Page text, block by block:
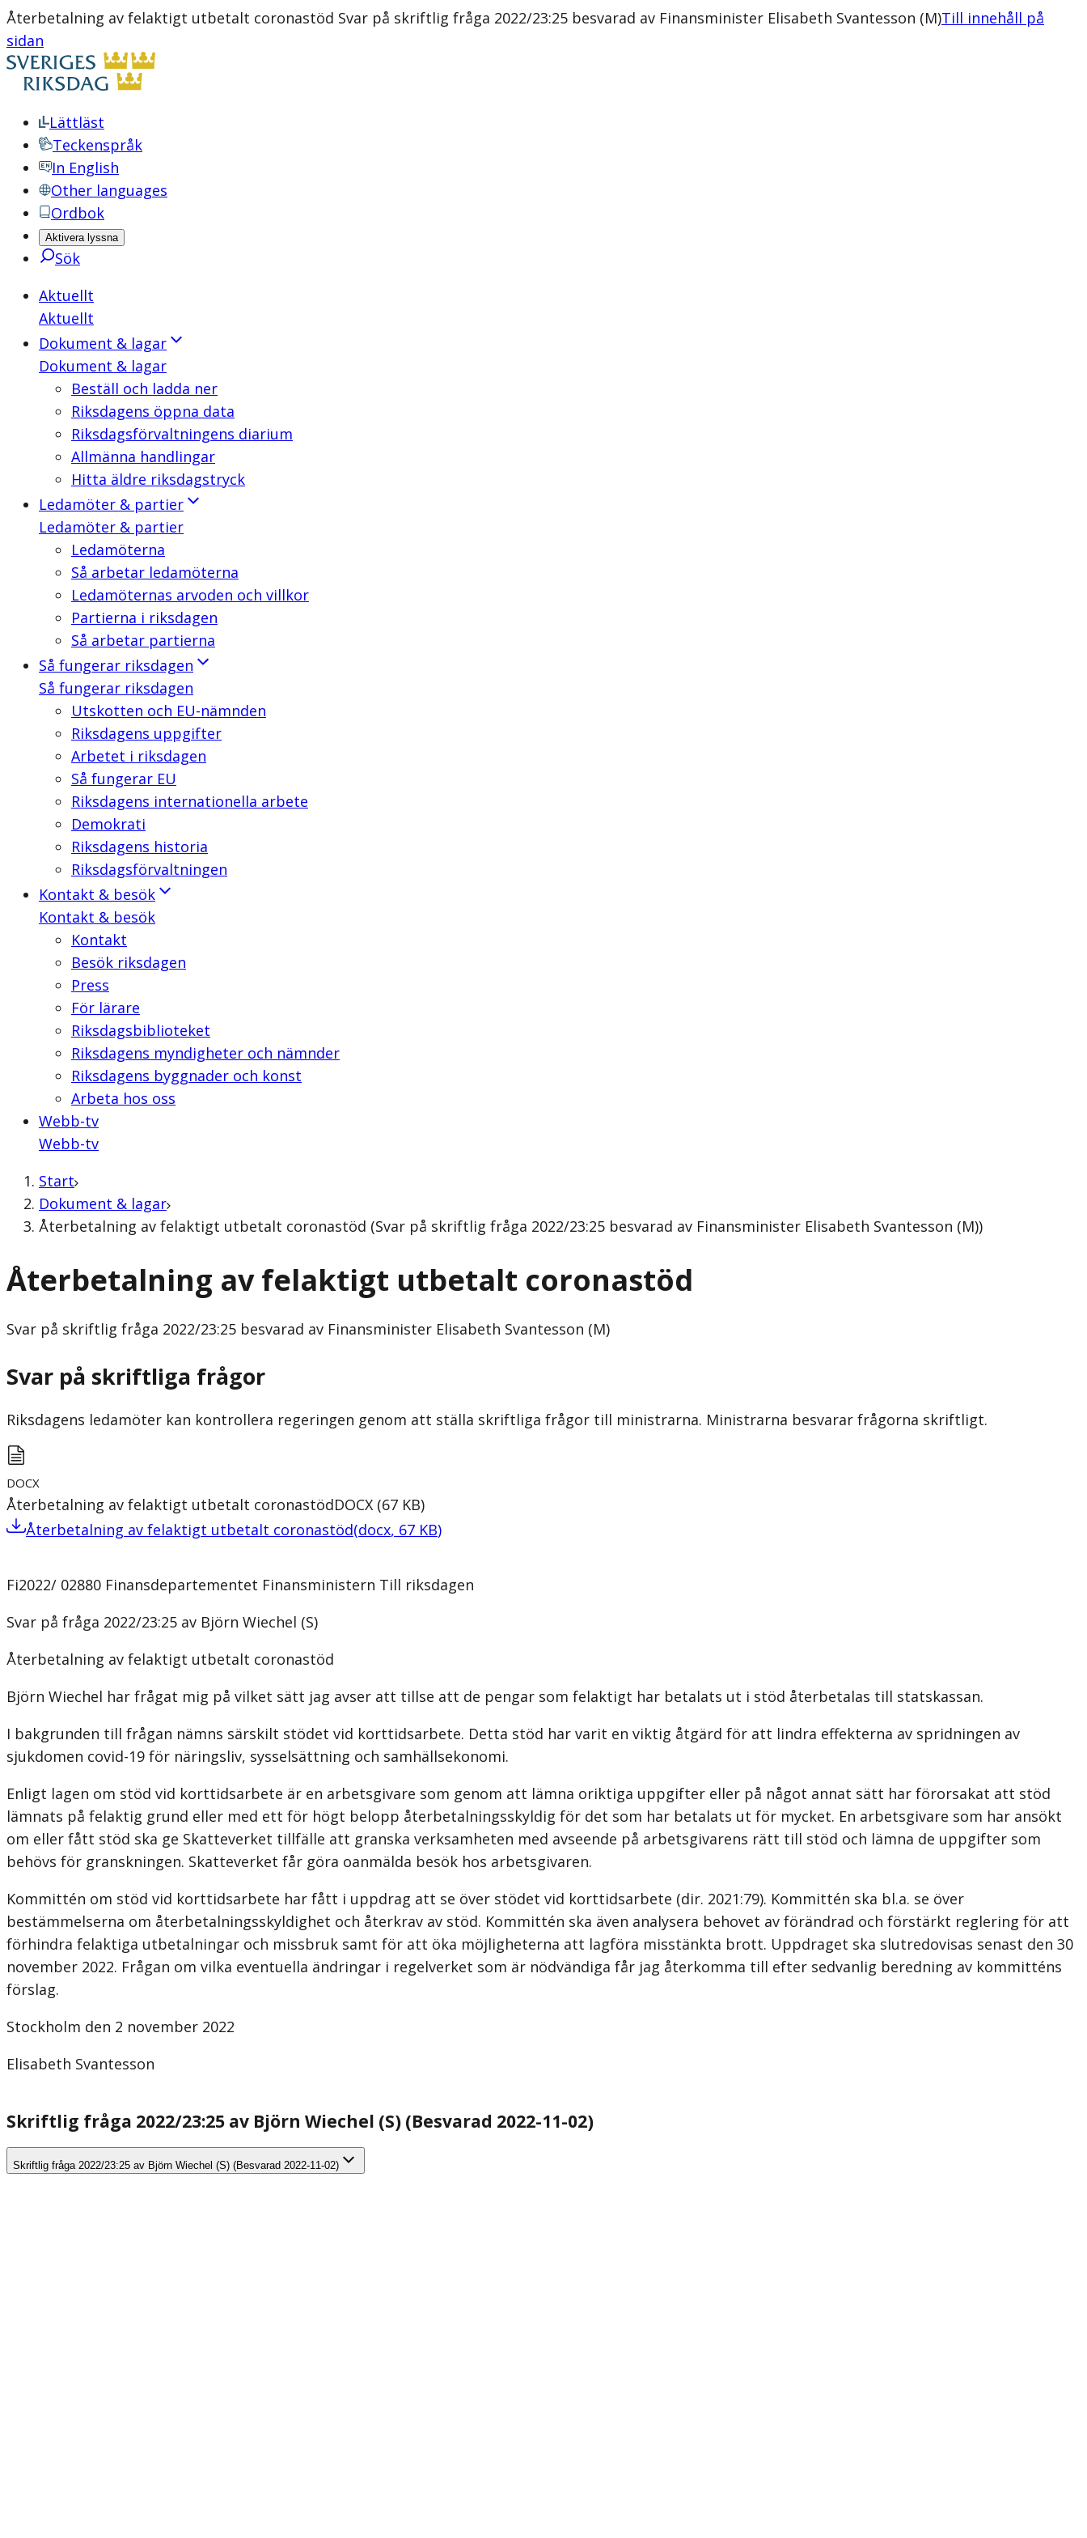
Återbetalning av felaktigt utbetalt coronastöd Svar på skriftlig fråga 2022/23:25 besvarad av Finansminister Elisabeth Svantesson (M)Till innehåll på
sidan
Lättläst
Teckenspråk
In English
Other languages
Ordbok
Aktivera lyssna
Sök
Aktuellt
Aktuellt
Dokument & lagar
Dokument & lagar
Beställ och ladda ner
Riksdagens öppna data
Riksdagsförvaltningens diarium
Allmänna handlingar
Hitta äldre riksdagstryck
Ledamöter & partier
Ledamöter & partier
Ledamöterna
Så arbetar ledamöterna
Ledamöternas arvoden och villkor
Partierna i riksdagen
Så arbetar partierna
Så fungerar riksdagen
Så fungerar riksdagen
Utskotten och EU-nämnden
Riksdagens uppgifter
Arbetet i riksdagen
Så fungerar EU
Riksdagens internationella arbete
Demokrati
Riksdagens historia
Riksdagsförvaltningen
Kontakt & besök
Kontakt & besök
Kontakt
Besök riksdagen
Press
För lärare
Riksdagsbiblioteket
Riksdagens myndigheter och nämnder
Riksdagens byggnader och konst
Arbeta hos oss
Webb-tv
Webb-tv
Start
Dokument & lagar
Återbetalning av felaktigt utbetalt coronastöd (Svar på skriftlig fråga 2022/23:25 besvarad av Finansminister Elisabeth Svantesson (M))
Återbetalning av felaktigt utbetalt coronastöd
Svar på skriftlig fråga 2022/23:25 besvarad av Finansminister Elisabeth Svantesson (M)
Svar på skriftliga frågor
Riksdagens ledamöter kan kontrollera regeringen genom att ställa skriftliga frågor till ministrarna. Ministrarna besvarar frågorna skriftligt.
DOCX
Återbetalning av felaktigt utbetalt coronastödDOCX (67 KB)
Återbetalning av felaktigt utbetalt coronastöd(docx, 67 KB)
Fi2022/ 02880 Finansdepartementet Finansministern Till riksdagen
Svar på fråga 2022/23:25 av Björn Wiechel (S)
Återbetalning av felaktigt utbetalt coronastöd
Björn Wiechel har frågat mig på vilket sätt jag avser att tillse att de pengar som felaktigt har betalats ut i stöd återbetalas till statskassan.
I bakgrunden till frågan nämns särskilt stödet vid korttidsarbete. Detta stöd har varit en viktig åtgärd för att lindra effekterna av spridningen av
sjukdomen covid-19 för näringsliv, sysselsättning och samhällsekonomi.
Enligt lagen om stöd vid korttidsarbete är en arbetsgivare som genom att lämna oriktiga uppgifter eller på något annat sätt har förorsakat att stöd
lämnats på felaktig grund eller med ett för högt belopp återbetalningsskyldig för det som har betalats ut för mycket. En arbetsgivare som har ansökt
om eller fått stöd ska ge Skatteverket tillfälle att granska verksamheten med avseende på arbetsgivarens rätt till stöd och lämna de uppgifter som
behövs för granskningen. Skatteverket får göra oanmälda besök hos arbetsgivaren.
Kommittén om stöd vid korttidsarbete har fått i uppdrag att se över stödet vid korttidsarbete (dir. 2021:79). Kommittén ska bl.a. se över
bestämmelserna om återbetalningsskyldighet och återkrav av stöd. Kommittén ska även analysera behovet av förändrad och förstärkt reglering för att
förhindra felaktiga utbetalningar och missbruk samt för att öka möjligheterna att lagföra misstänkta brott. Uppdraget ska slutredovisas senast den 30
november 2022. Frågan om vilka eventuella ändringar i regelverket som är nödvändiga får jag återkomma till efter sedvanlig beredning av kommitténs
förslag.
Stockholm den 2 november 2022
Elisabeth Svantesson
Skriftlig fråga 2022/23:25 av Björn Wiechel (S) (Besvarad 2022-11-02)
Skriftlig fråga 2022/23:25 av Björn Wiechel (S) (Besvarad 2022-11-02)